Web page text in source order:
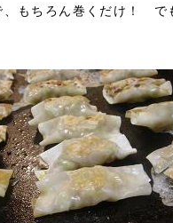
、もちろん巻くだけ！ で